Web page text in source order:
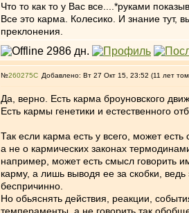
Что то как то у Вас все....*руками
Все это карма. Колесико. И знание тут,
преклонения.
№260275 Добавлено: Вт 27 Окт 15, 23:52 (11 лет
Да, верно. Есть карма броуновского
Есть кармы генетики и естественного
Так если карма есть у всего, может
а не о кармических законах
например, может есть смысл говорить
карму, а лишь выводя ее за скобки,
беспричинно.
Но обьяснять действия, реакции,